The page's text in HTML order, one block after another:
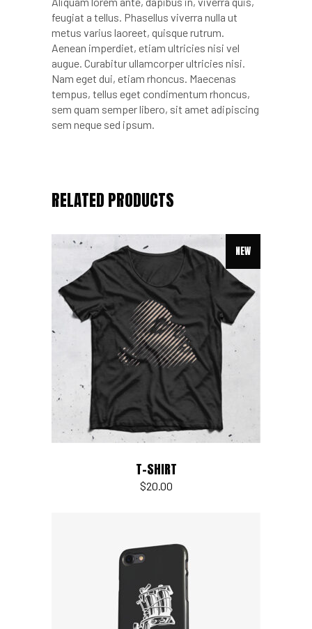
feugiat a tellus. Phasellus viverra nulla ut
metus varius laoreet, quisque rutrum.
Aenean imperdiet, etiam ultricies nisi vel
augue. Curabitur ullamcorper ultricies nisi.
Nam eget dui, etiam rhoncus. Maecenas
tempus, tellus eget condimentum rhoncus,
sem quam semper libero, sit amet adipiscing
sem neque sed ipsum.
RELATED PRODUCTS
NEW
Add to cart
T-SHIRT
$20.00
Add to cart